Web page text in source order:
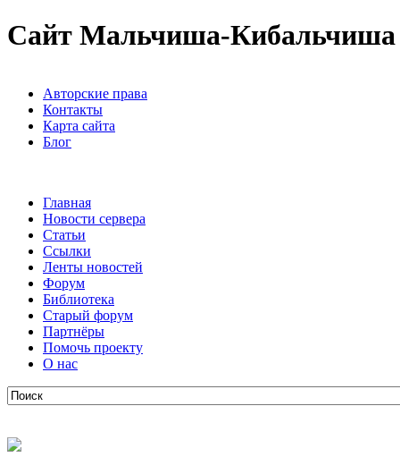
Сайт Мальчиша-Кибальчиша
Авторские права
Контакты
Карта сайта
Блог
Главная
Новости сервера
Статьи
Ссылки
Ленты новостей
Форум
Библиотека
Старый форум
Партнёры
Помочь проекту
О нас